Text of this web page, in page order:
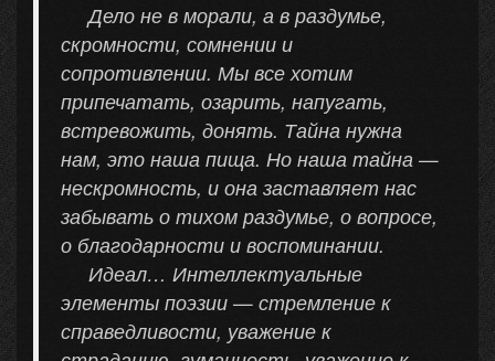
Дело не в морали, а в раздумье,
скромности, сомнении и
сопротивлении. Мы все хотим
припечатать, озарить, напугать,
встревожить, донять. Тайна нужна
нам, это наша пища. Но наша тайна —
нескромность, и она заставляет нас
забывать о тихом раздумье, о вопросе,
о благодарности и воспоминании.
Идеал… Интеллектуальные
элементы поэзии — стремление к
справедливости, уважение к